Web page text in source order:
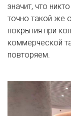
значит, что
точно такой же
покрытия при
коммерческой
повторяем.